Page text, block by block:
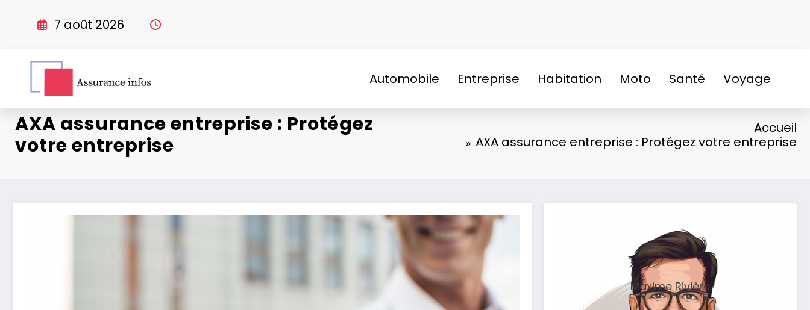
7 août 2026
Automobile Entreprise Habitation Moto Santé Voyage
AXA assurance entreprise : Protégez
votre entreprise
Accueil
AXA assurance entreprise : Protégez votre entreprise
Maxime Rivière